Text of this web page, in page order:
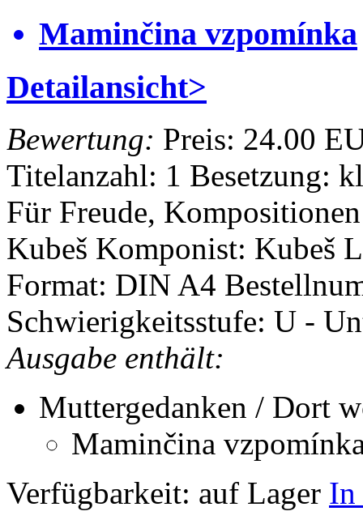
Maminčina vzpomínka
Detailansicht>
Bewertung: Preis: 24.00
Titelanzahl: 1 Besetzung:
Für Freude,
Kubeš Komponist: Kubeš
Format: DIN A4
Schwierigkeitsstufe: U -
Ausgabe enthält:
Muttergedanken / Dort
Maminčina
Verfügbarkeit: auf Lager In